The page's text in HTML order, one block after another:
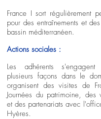
France I sort régulièrement
pour des entraînements et
bassin méditerranéen.
Actions sociales :
Les adhérents
plusieurs façons dans le
organisent des visites de
Journées du patrimoine, des
et des partenariats avec
Hyères.